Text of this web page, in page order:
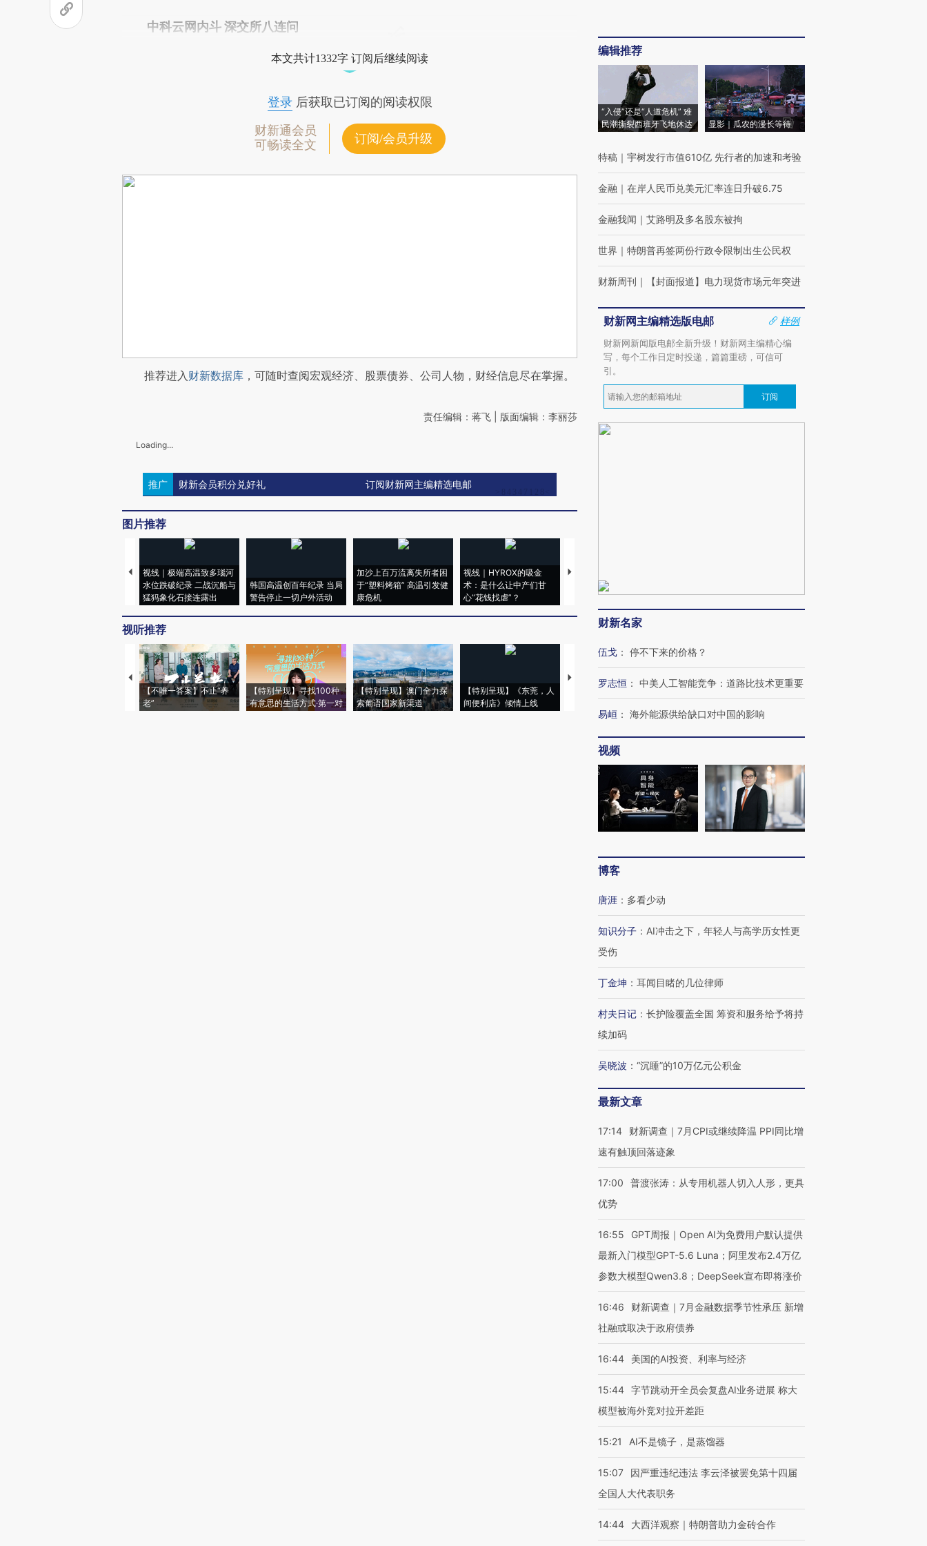
中科云网内斗 深交所八连问
本文共计1332字 订阅后继续阅读
登录后获取已订阅的阅读权限
财新通会员
可畅读全文
订阅/会员升级
推荐进入财新数据库 ，可随时查阅宏观经济、股票债券、公司人物，财经信息尽在掌握。
责任编辑：蒋飞 | 版面编辑：李丽莎
Loading...
推广 财新会员积分兑好礼 订阅财新网主编精选电邮
图片推荐
视线｜极端高温致多瑙河
水位跌破纪录 二战沉船与
猛犸象化石接连露出
韩国高温创百年纪录 当局
警告停止一切户外活动
加沙上百万流离失所者困
于“塑料烤箱” 高温引发健
康危机
视线｜HYROX的吸金
术：是什么让中产们甘
心“花钱找虐”？
马航飞行员跨国走私7万
粒摇头丸 尿检体内含3种
育部长拱下台
飞地休达
视听推荐
【不唯一答案】不止“养
老”
【特别呈现】寻找100种
有意思的生活方式·第一对
【特别呈现】澳门全力探
索葡语国家新渠道
【特别呈现】《东莞，人
间便利店》倾情上线
【推广】走进第四届链博
会，让数智科技“链”接产
【特别呈现】寻找100种
【商旅对话】华住集团
CFO：不靠规模取胜，华
编辑推荐
“入侵”还是“人道危机” 难
民潮撕裂西班牙飞地休达
显影｜瓜农的漫长等待
特稿 ｜ 宇树发行市值610亿 先行者的加速和考验
金融 ｜ 在岸人民币兑美元汇率连日升破6.75
金融我闻 ｜ 艾路明及多名股东被拘
世界 ｜ 特朗普再签两份行政令限制出生公民权
财新周刊 ｜ 【封面报道】电力现货市场元年突进
财新网主编精选版电邮
样例
财新网新闻版电邮全新升级！财新网主编精心编
写，每个工作日定时投递，篇篇重磅，可信可
引。
订阅
财新名家
伍戈 ： 停不下来的价格？
罗志恒 ： 中美人工智能竞争：道路比技术更重要
易峘 ： 海外能源供给缺口对中国的影响
视频
博客
唐涯 ： 多看少动
知识分子 ： AI冲击之下，年轻人与高学历女性更
受伤
丁金坤 ： 耳闻目睹的几位律师
村夫日记 ： 长护险覆盖全国 筹资和服务给予将持
续加码
吴晓波 ： “沉睡”的10万亿元公积金
最新文章
17:14
财新调查｜7月CPI或继续降温 PPI同比增
速有触顶回落迹象
17:00
普渡张涛：从专用机器人切入人形，更具
优势
16:55
GPT周报｜Open AI为免费用户默认提供
最新入门模型GPT-5.6 Luna；阿里发布2.4万亿
参数大模型Qwen3.8；DeepSeek宣布即将涨价
16:46
财新调查｜7月金融数据季节性承压 新增
社融或取决于政府债券
16:44 美国的AI投资、利率与经济
15:44 字节跳动开全员会复盘AI业务进展 称大
模型被海外竞对拉开差距
15:21 AI不是镜子，是蒸馏器
15:07
因严重违纪违法 李云泽被罢免第十四届
全国人大代表职务
14:44 大西洋观察｜特朗普助力金砖合作